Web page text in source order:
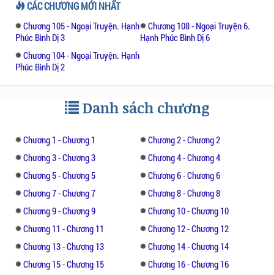
Hai người kết hôn đã ba năm, ở trong mắt
mọi người anh vẫn là một người đàn ông
độc thân hoàng kim như lúc trước, đây là
thành công của anh hay là thất bại của cô?
Cô như con chim sẻ bị nhốt trong lồng son,
Cha chồng đột ngột ra đi, khiến cô ở giữa đại
gia đình giàu sang quyền thế này thoáng
chốc không còn chỗ dựa, cô bắt đầu chờ anh
mở miệng nói chia tay. Không ngờ anh lại
nói, “Chúng mình sinh con đi”. Cô cho rằng
mình có thể lạnh nhạt đối mặt với mọi
chuyện, nhưng không nghĩ rằng đến khi tận
mắt nhìn thấy anh ôm một người phụ nữ
khác lại cảm thấy xót xa. Thì ra không biết
từ lúc nào, những cử chỉ, hành động dịu
dàng của anh đã từ từ trộm mất trái tim cô.
CÁC CHƯƠNG MỚI NHẤT
Chương 105 - Ngoại Truyện. Hạnh
Phúc Bình Dị 3
Chương 108 - Ngoại Truyện 6.
Hạnh Phúc Bình Dị 6
Chương 104 - Ngoại Truyện. Hạnh
Phúc Bình Dị 2
Danh sách chương
Chương 1 - Chương 1
Chương 2 - Chương 2
Chương 3 - Chương 3
Chương 4 - Chương 4
Chương 5 - Chương 5
Chương 6 - Chương 6
Chương 7 - Chương 7
Chương 8 - Chương 8
Chương 9 - Chương 9
Chương 10 - Chương 10
Chương 11 - Chương 11
Chương 12 - Chương 12
Chương 13 - Chương 13
Chương 14 - Chương 14
Chương 15 - Chương 15
Chương 16 - Chương 16